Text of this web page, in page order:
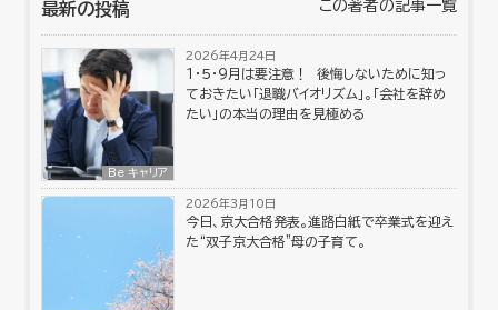
最新の投稿 この著者の記事一覧
Be キャリア
2026年4月24日
１・５・９月は要注意！ 後悔しないために知っ
ておきたい「退職バイオリズム」。「会社を辞め
たい」の本当の理由を見極める
2026年3月10日
今日、京大合格発表。進路白紙で卒業式を迎え
た“双子京大合格”母の子育て。